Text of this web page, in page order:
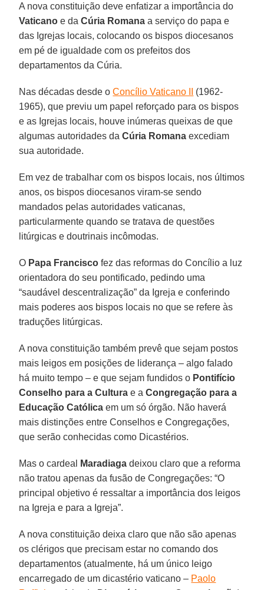
A nova constituição deve enfatizar a importância do
Vaticano e daCúria Romana a serviço do papa e
das Igrejas locais, colocando os bispos diocesanos
em pé de igualdade com os prefeitos dos
departamentos da Cúria.
Nas décadas desde oConcílio Vaticano II
(1962-
1965), que previu um papel reforçado para os bispos
e as Igrejas locais, houve inúmeras queixas de que
algumas autoridades daCúria Romana excediam
sua autoridade.
Em vez de trabalhar com os bispos locais, nos últimos
anos, os bispos diocesanos viram-se sendo
mandados pelas autoridades vaticanas,
particularmente quando se tratava de questões
litúrgicas e doutrinais incômodas.
O Papa Francisco fez das reformas do Concílio a luz
orientadora do seu pontificado, pedindo uma
“saudável descentralização” da Igreja e conferindo
mais poderes aos bispos locais no que se refere às
traduções litúrgicas.
A nova constituição também prevê que sejam postos
mais leigos em posições de liderança – algo falado
há muito tempo – e que sejam fundidos o Pontifício
Conselho para a Cultura e aCongregação para a
Educação Católica em um só órgão. Não haverá
mais distinções entre Conselhos e Congregações,
que serão conhecidas como Dicastérios.
Mas o cardeal Maradiaga deixou claro que a reforma
não tratou apenas da fusão de Congregações: “O
principal objetivo é ressaltar a importância dos leigos
na Igreja e para a Igreja”.
A nova constituição deixa claro que não são apenas
os clérigos que precisam estar no comando dos
departamentos (atualmente, há um único leigo
encarregado de um dicastério vaticano – Paolo